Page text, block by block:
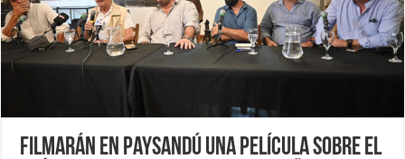
Filmarán en Paysandú una película sobre el